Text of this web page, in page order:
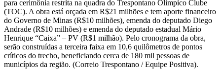
para cerimônia restrita na quadra do Trespontano Olímpico Clube
(TOC). A obra está orçada em R$21 milhões e tem aporte financeiro
do Governo de Minas (R$10 milhões), emenda do deputado Diego
Andrade (R$10 milhões) e emenda do deputado estadual Mário
Henrique “Caixa” – PV (R$1 milhão). Pelo cronograma da obra,
serão construídas a terceira faixa em 10,6 quilômetros de pontos
críticos do trecho, beneficiando cerca de 180 mil pessoas de
municípios da região. (Correio Trespontano / Equipe Positiva).